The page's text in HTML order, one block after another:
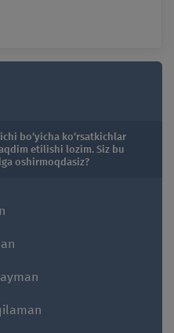
bo‘yicha ko‘rsatkichlar
etilishi lozim. Siz bu
oshirmoqdasiz?